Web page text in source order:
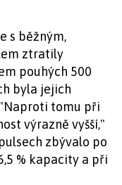
s běžným,
ztratily
pouhých 500
byla jejich
tomu při
výrazně vyšší,"
zbývalo po
% kapacity a při